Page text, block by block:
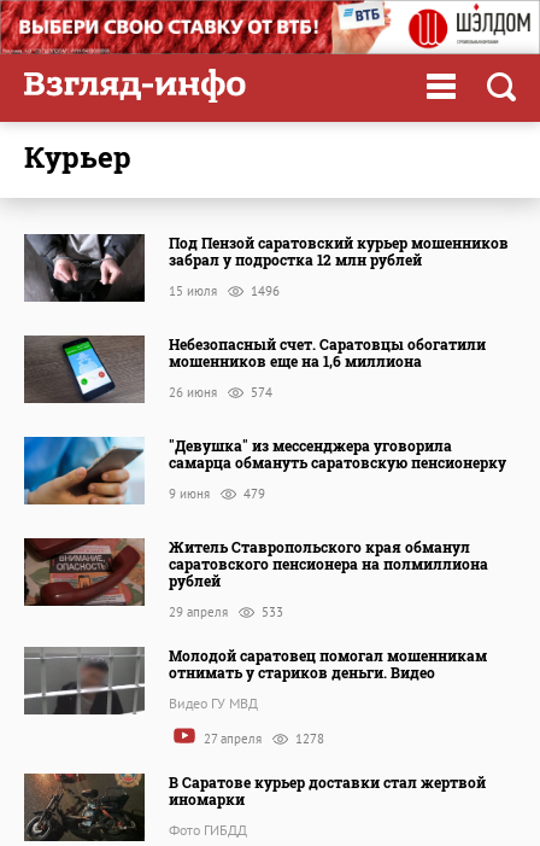
курьер
Под Пензой саратовский курьер мошенников
забрал у подростка 12 млн рублей
15 июля 1496
Небезопасный счет. Саратовцы обогатили
мошенников еще на 1,6 миллиона
26 июня 574
"Девушка" из мессенджера уговорила
самарца обмануть саратовскую пенсионерку
9 июня 479
Житель Ставропольского края обманул
саратовского пенсионера на полмиллиона
рублей
29 апреля 533
Молодой саратовец помогал мошенникам
отнимать у стариков деньги. Видео
Видео ГУ МВД
27 апреля 1278
В Саратове курьер доставки стал жертвой
иномарки
Фото ГИБДД